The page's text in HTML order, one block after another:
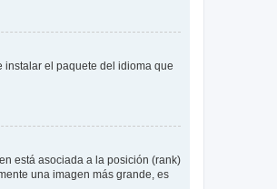
instalar el paquete del idioma que
está asociada a la posición (rank)
una imagen más grande, es